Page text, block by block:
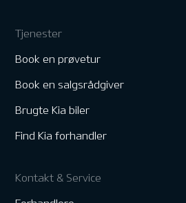
Tjenester
Book en prøvetur
Book en salgsrådgiver
Brugte Kia biler
Find Kia forhandler
Kontakt & Service